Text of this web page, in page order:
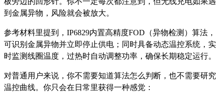
到金属异物，风险就会被放大。
参考材料里提到，IP6829内置高精度FOD（异物检测）算法，
可识别金属异物并立即停止供电；同时具备动态温控系统，实
时监测线圈温度，过热时自动调整功率，确保长期稳定运行。
对普通用户来说，你不需要知道算法怎么判断，也不需要研究
温控曲线。你只会在日常里获得一种感觉：